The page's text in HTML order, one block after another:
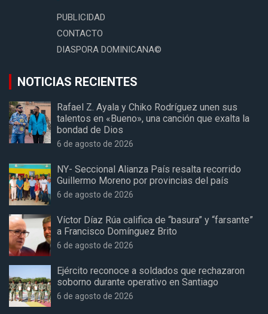
PUBLICIDAD
CONTACTO
DIASPORA DOMINICANA©
NOTICIAS RECIENTES
Rafael Z. Ayala y Chiko Rodríguez unen sus
talentos en «Bueno», una canción que exalta la
bondad de Dios
6 de agosto de 2026
NY- Seccional Alianza País resalta recorrido
Guillermo Moreno por provincias del país
6 de agosto de 2026
Víctor Díaz Rúa califica de “basura” y “farsante”
a Francisco Domínguez Brito
6 de agosto de 2026
Ejército reconoce a soldados que rechazaron
soborno durante operativo en Santiago
6 de agosto de 2026